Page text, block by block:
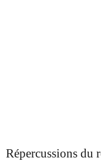
Répercussions du